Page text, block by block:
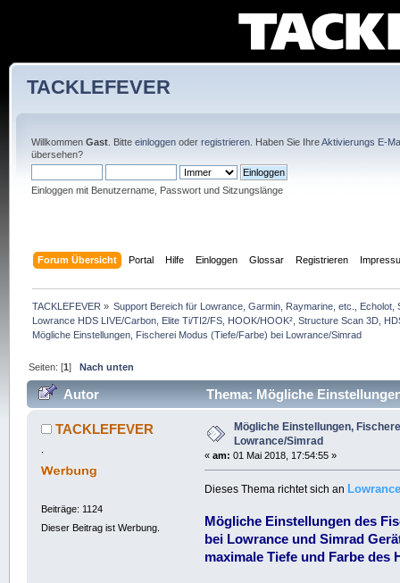
TACKLEFEVER
Willkommen Gast. Bitte einloggenoder registrieren. Haben Sie IhreAktivierungs E-
übersehen?
Einloggen mit Benutzername, Passwort und Sitzungslänge
Forum Übersicht Portal Hilfe Einloggen Glossar Registrieren
TACKLEFEVER » Support Bereich für Lowrance, Garmin, Raymarine, etc.,
Lowrance HDS LIVE/Carbon, Elite Ti/TI2/FS, HOOK/HOOK², Structure Scan 3D,
Mögliche Einstellungen, Fischerei Modus (Tiefe/Farbe) bei Lowrance/Simrad
Seiten: [1]Nach unten
Autor
Thema: Mögliche
mal)TACKLEFEVER
Beiträge: 1124
Dieser Beitrag ist Werbung.
Mögliche Einstellungen,
Lowrance/Simrad
«am: 01 Mai 2018, 17:54:55 »
Dieses Thema richtet sich an
Mögliche Einstellungen des
bei Lowrance und Simrad
maximale Tiefe und Farbe des